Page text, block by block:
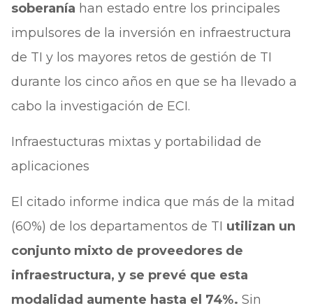
soberanía han estado entre los principales
impulsores de la inversión en infraestructura
de TI y los mayores retos de gestión de TI
durante los cinco años en que se ha llevado a
cabo la investigación de ECI.
Infraestucturas mixtas y portabilidad de
aplicaciones
El citado informe indica que más de la mitad
(60%) de los departamentos de TI utilizan un
conjunto mixto de proveedores de
infraestructura, y se prevé que esta
modalidad aumente hasta el 74%. Sin